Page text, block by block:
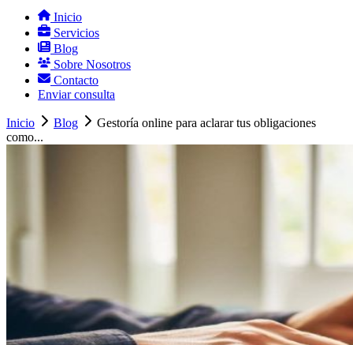
Inicio
Servicios
Blog
Sobre Nosotros
Contacto
Enviar consulta
Inicio Blog
Gestoría online para aclarar tus obligaciones
como...